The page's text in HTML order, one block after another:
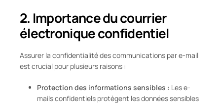
2. Importance du courrier
électronique confidentiel
Assurer la confidentialité des communications par e-mail
est crucial pour plusieurs raisons :
Protection des informations sensibles : Les e-
mails confidentiels protègent les données sensibles